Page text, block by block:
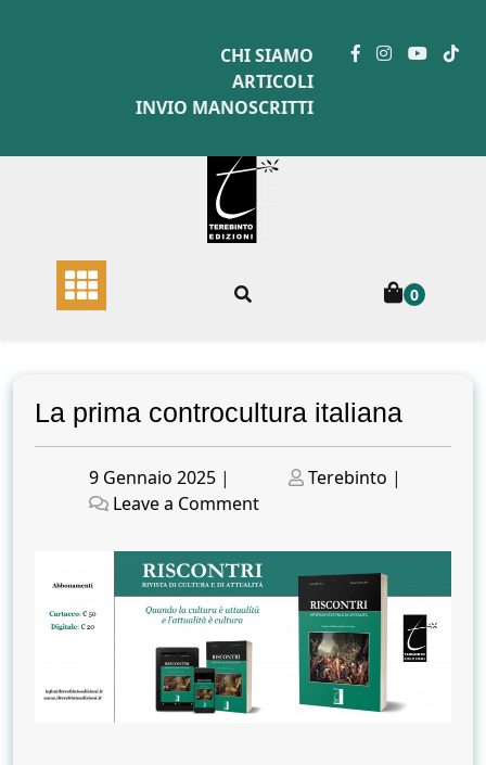
CHI SIAMO
ARTICOLI
INVIO MANOSCRITTI
0
La prima controcultura italiana
Posted
on
9 Gennaio 2025 |
Posted
Terebinto |
Leave a Commenton
prima
controcultura
italiana